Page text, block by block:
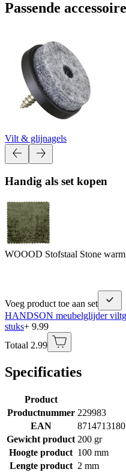
Passende
Vilt & glijnagels
Handig als set kopen
WOOOD Stofstaal Stone
Voeg product toe aan set
HANDSON meubelglijder
stuks+ 9.99
Totaal 2.99
Specificaties
Product
Productnummer 229983
EAN
Gewicht product 200 gr
Hoogte product 100 mm
Lengte product 2 mm